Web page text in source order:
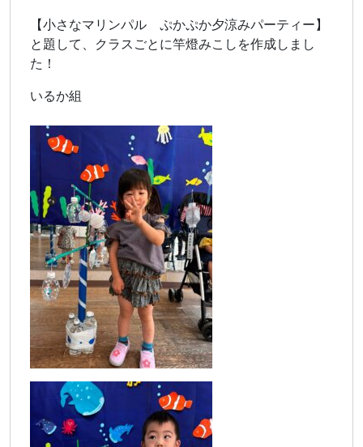
【小さなマリンパル ぷかぷか夕涼みパーティー】
と題して、クラスごとに竿燈みこしを作成しまし
た！
いるか組